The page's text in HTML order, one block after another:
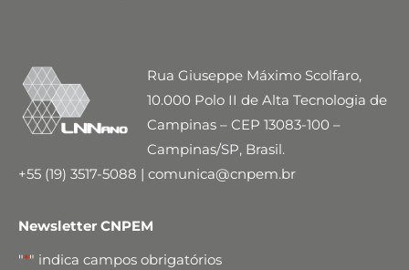
Rua Giuseppe Máximo Scolfaro,
10.000 Polo II de Alta Tecnologia de
Campinas – CEP 13083-100 –
Campinas/SP, Brasil.
+55 (19) 3517-5088 | comunica@cnpem.br
Newsletter CNPEM
"*" indica campos obrigatórios